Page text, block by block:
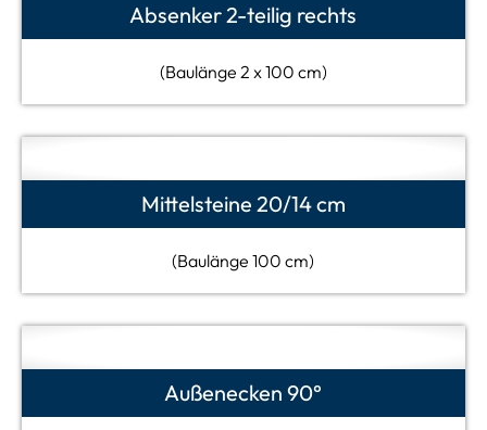
Absenker 2-teilig rechts
(Baulänge 2 x 100 cm)
Mittelsteine 20/14 cm
(Baulänge 100 cm)
Außenecken 90°